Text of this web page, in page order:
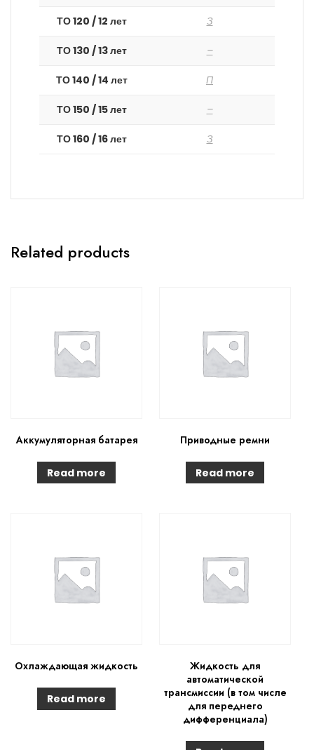
ТО 120 / 12 лет З
ТО 130 / 13 лет –
ТО 140 / 14 лет П
ТО 150 / 15 лет –
ТО 160 / 16 лет З
Related products
Аккумуляторная батарея
Read more
Приводные ремни
Read more
Охлаждающая жидкость
Read more
Жидкость для
автоматической
трансмиссии (в том числе
для переднего
дифференциала)